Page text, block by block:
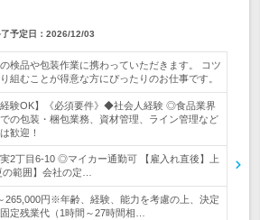
予定日： 2026/12/03
検品や包装作業に携わっていただきます。 コツ
組むことが得意な方にぴったりのお仕事です。
経験OK】《必須要件》◆社会人経験 ◎食品業界
の包装・梱包業務、資材管理、ライン管理など
歓迎！
2丁目6-10 ◎マイカー通勤可 【雇入れ直後】上
範囲】会社の定…
265,000円※年齢、経験、能力を考慮の上、決定
定残業代（1時間～27時間相…